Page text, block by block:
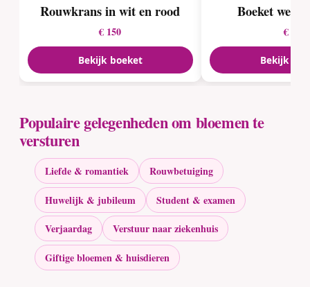
Rouwkrans in wit en rood
€ 150
Bekijk boeket
Boeket
€ 25
Bekijk
Populaire gelegenheden om bloemen te
versturen
Liefde & romantiek
Rouwbetuiging
Huwelijk & jubileum
Student & examen
Verjaardag
Verstuur naar ziekenhuis
Giftige bloemen & huisdieren